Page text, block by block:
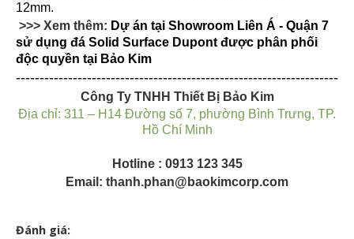
12mm.
>>> Xem thêm: Dự án tại Showroom Liên Á - Quận 7
sử dụng đá Solid Surface Dupont được phân phối
độc quyền tại Bảo Kim
--------------------------------------------------------------------
Công Ty TNHH Thiết Bị Bảo Kim
Địa chỉ: 311 – H14 Đường số 7, phường Bình Trưng, TP.
Hồ Chí Minh
Hotline : 0913 123 345
​Email: thanh.phan@baokimcorp.com
Đánh giá: